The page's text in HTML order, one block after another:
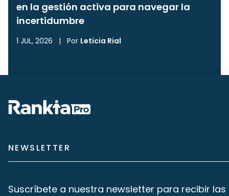
en la gestión activa para navegar la
incertidumbre
1 JUL, 2026 | Por Leticia Rial
NEWSLETTER
Suscríbete a nuestra newsletter para recibir las